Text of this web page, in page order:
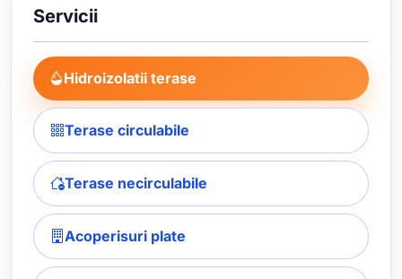
Servicii
Hidroizolatii terase
Terase circulabile
Terase necirculabile
Acoperisuri plate